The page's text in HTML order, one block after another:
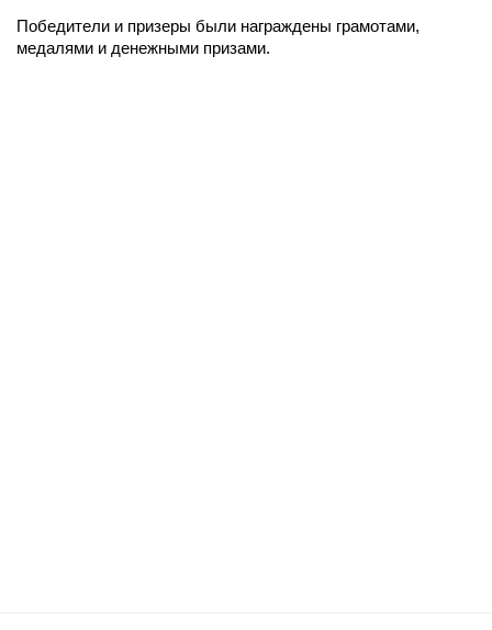
Победители и призеры были награждены грамотами,
медалями и денежными призами.